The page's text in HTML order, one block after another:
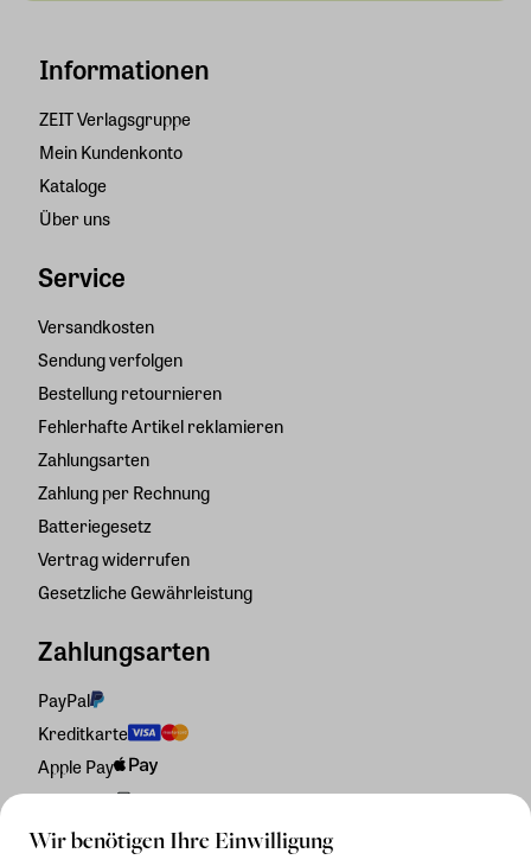
Wir benötigen Ihre Einwilligung
Informationen
ZEIT Verlagsgruppe
Mein Kundenkonto
Kataloge
Über uns
Service
Versandkosten
Sendung verfolgen
Bestellung retournieren
Fehlerhafte Artikel reklamieren
Zahlungsarten
Zahlung per Rechnung
Batteriegesetz
Vertrag widerrufen
Gesetzliche Gewährleistung
Zahlungsarten
PayPal
Kreditkarte
Apple Pay
Rechnung